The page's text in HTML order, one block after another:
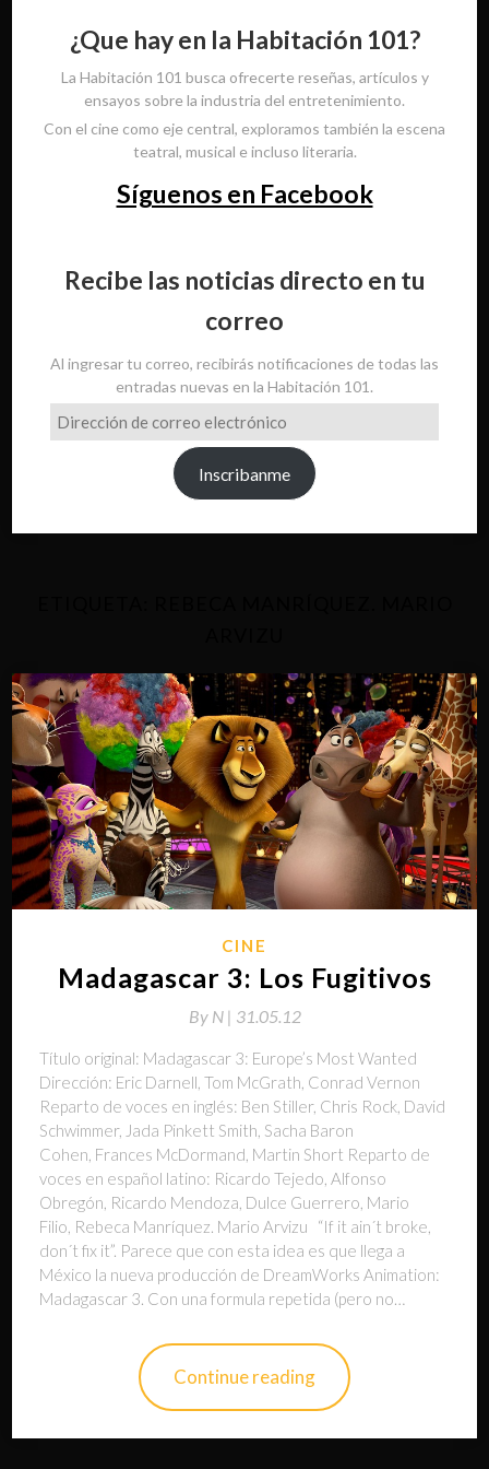
¿Que hay en la Habitación 101?
La Habitación 101 busca ofrecerte reseñas, artículos y
ensayos sobre la industria del entretenimiento.
Con el cine como eje central, exploramos también la escena
teatral, musical e incluso literaria.
Síguenos en Facebook
Recibe las noticias directo en tu
correo
Al ingresar tu correo, recibirás notificaciones de todas las
entradas nuevas en la Habitación 101.
Dirección
de
Inscribanme
CINE
Madagascar 3: Los Fugitivos
By N | 31.05.12
Título original: Madagascar 3: Europe’s Most Wanted
Dirección: Eric Darnell, Tom McGrath, Conrad Vernon
Reparto de voces en inglés: Ben Stiller, Chris Rock, David
Schwimmer, Jada Pinkett Smith, Sacha Baron
Cohen, Frances McDormand, Martin Short Reparto de
voces en español latino: Ricardo Tejedo, Alfonso
Obregón, Ricardo Mendoza, Dulce Guerrero, Mario
Filio, Rebeca Manríquez. Mario Arvizu “If it ain´t broke,
don´t fix it”. Parece que con esta idea es que llega a
México la nueva producción de DreamWorks Animation:
Madagascar 3. Con una formula repetida (pero no…
Continue reading